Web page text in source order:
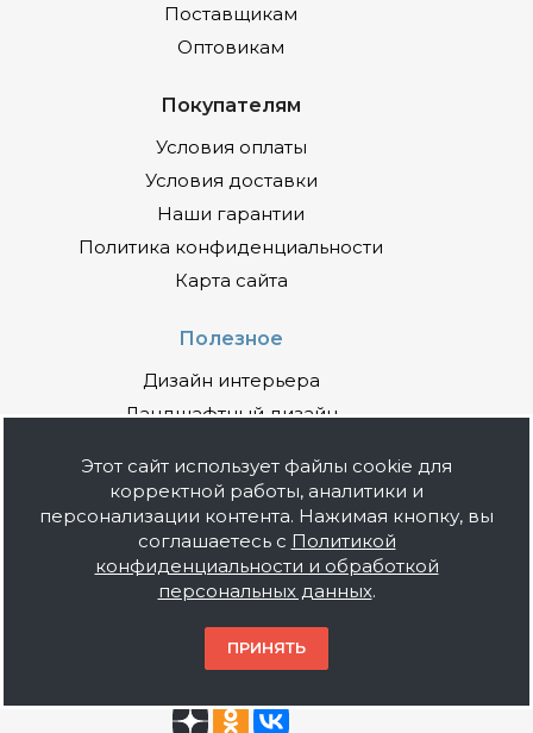
Поставщикам
Оптовикам
Покупателям
Условия оплаты
Условия доставки
Наши гарантии
Политика конфиденциальности
Карта сайта
Полезное
Дизайн интерьера
Ландшафтный дизайн
Строительство
Стройматериалы
Покупайте выгодно!
Прайсы
Этот сайт использует файлы cookie для
корректной работы, аналитики и
персонализации контента. Нажимая кнопку, вы
соглашаетесь с Политикой
конфиденциальности и обработкой
персональных данных.
ПРИНЯТЬ